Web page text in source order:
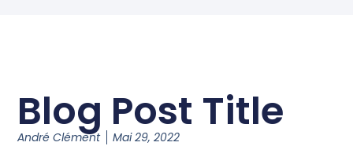
Blog Post Title
André Clément Mai 29, 2022